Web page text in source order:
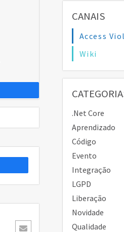
CANAIS
Access
Wiki
.Net Core
Aprendizado
Código
Evento
Integração
LGPD
Liberação
Novidade
Qualidade